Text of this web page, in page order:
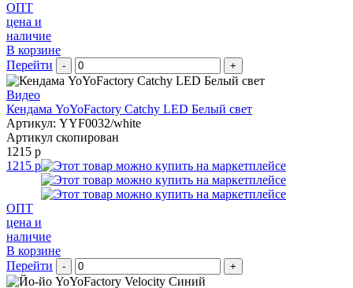
ОПТ
цена и
наличие
В корзине
Перейти
- +
Видео
Кендама YoYoFactory Catchy LED Белый свет
Артикул: YYF0032/white
Артикул скопирован
1215 р
1215 р
ОПТ
цена и
наличие
В корзине
Перейти
- +